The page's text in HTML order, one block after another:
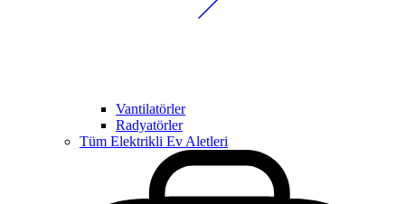
Vantilatörler
Radyatörler
Tüm Elektrikli Ev Aletleri